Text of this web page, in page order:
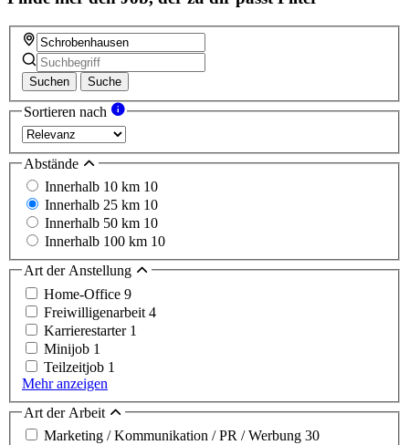
Suchen Suche
Sortieren nach
Abstände
Innerhalb 10 km 10
Innerhalb 25 km 10
Innerhalb 50 km 10
Innerhalb 100 km 10
Art der Anstellung
Home-Office 9
Freiwilligenarbeit 4
Karrierestarter 1
Minijob 1
Teilzeitjob 1
Mehr anzeigen
Art der Arbeit
Marketing / Kommunikation / PR / Werbung 30